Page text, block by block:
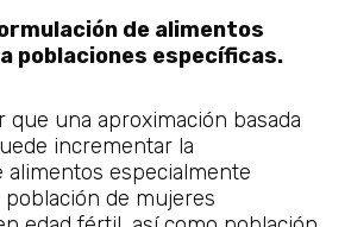
de alimentos
poblaciones específicas.
que una aproximación basada
incrementar la
alimentos especialmente
de mujeres